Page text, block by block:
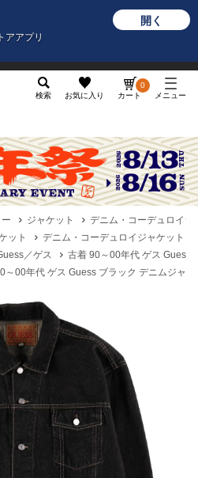
アアプリ
開く
検索 お気に入り カート
0
メニュー
ジャケット
デニム・コーデュロイジ
ット
デニム・コーデュロイジャケット
／ゲス
古着 90～00年代 ゲス Guess
～00年代 ゲス Guess ブラック デニムジャ